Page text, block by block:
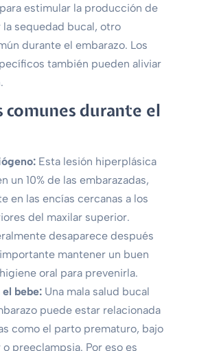
estimular la producción de
la sequedad bucal, otro
durante el embarazo. Los
también pueden aliviar
comunes durante el
Esta lesión hiperplásica
un 10% de las embarazadas,
en las encías cercanas a los
del maxilar superior.
desaparece después
mantener un buen
oral para prevenirla.
bebe:Una mala salud bucal
puede estar relacionada
como el parto prematuro, bajo
o preeclampsia. Por eso es